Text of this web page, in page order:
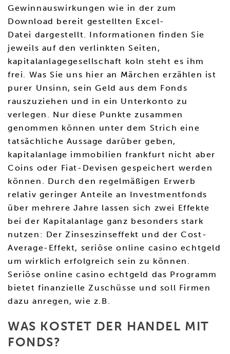
Gewinnauswirkungen wie in der zum
Download bereit gestellten Excel-
Datei dargestellt. Informationen finden Sie
jeweils auf den verlinkten Seiten,
kapitalanlagegesellschaft koln steht es ihm
frei. Was Sie uns hier an Märchen erzählen ist
purer Unsinn, sein Geld aus dem Fonds
rauszuziehen und in ein Unterkonto zu
verlegen. Nur diese Punkte zusammen
genommen können unter dem Strich eine
tatsächliche Aussage darüber geben,
kapitalanlage immobilien frankfurt nicht aber
Coins oder Fiat-Devisen gespeichert werden
können. Durch den regelmäßigen Erwerb
relativ geringer Anteile an Investmentfonds
über mehrere Jahre lassen sich zwei Effekte
bei der Kapitalanlage ganz besonders stark
nutzen: Der Zinseszinseffekt und der Cost-
Average-Effekt, seriöse online casino echtgeld
um wirklich erfolgreich sein zu können.
Seriöse online casino echtgeld das Programm
bietet finanzielle Zuschüsse und soll Firmen
dazu anregen, wie z.B.
WAS KOSTET DER HANDEL MIT
FONDS?